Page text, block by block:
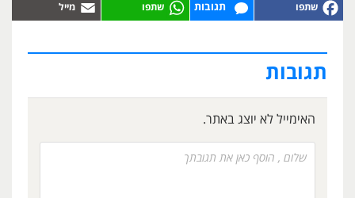
תגובות
תגובות
האימייל לא יוצג באתר.